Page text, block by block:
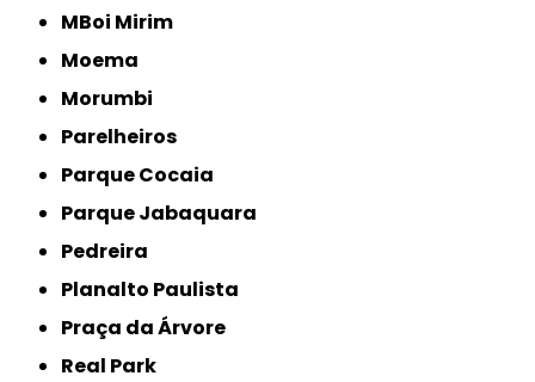
MBoi Mirim
Moema
Morumbi
Parelheiros
Parque Cocaia
Parque Jabaquara
Pedreira
Planalto Paulista
Praça da Árvore
Real Park